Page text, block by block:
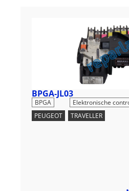
BPGA-JL03
BPGA
Elektronische
PEUGEOT
TRAVELLER